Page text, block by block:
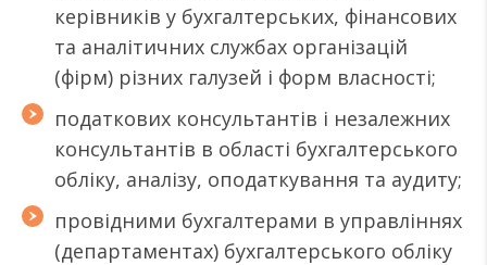
керівників у бухгалтерських, фінансових
та аналітичних службах організацій
(фірм) різних галузей і форм власності;
податкових консультантів і незалежних
консультантів в області бухгалтерського
обліку, аналізу, оподаткування та аудиту;
провідними бухгалтерами в управліннях
(департаментах) бухгалтерського обліку